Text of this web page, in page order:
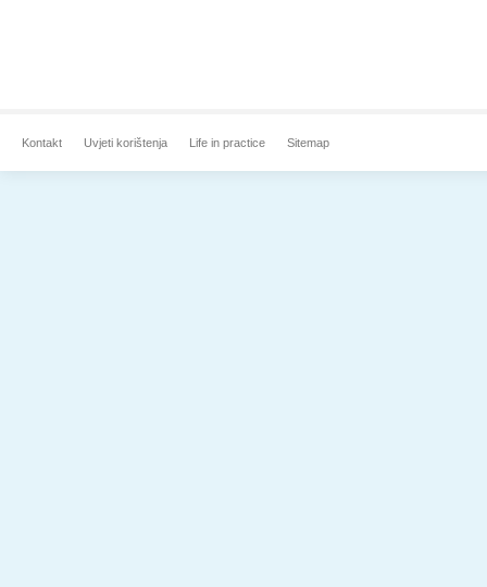
Kontakt Uvjeti korištenja Life in practice Sitemap